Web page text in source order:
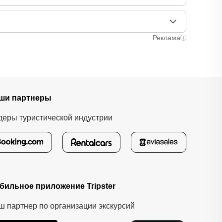
ваше место. После этого вам станут доступны
оплата полностью происходит на сайте.
Реклама
партнеры
туристической индустрии
приложение Tripster
партнер по организации экскурсий